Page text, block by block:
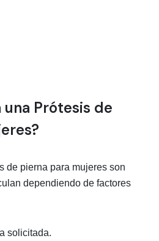
Prótesis de
de pierna para mujeres son
dependiendo de factores
solicitada.